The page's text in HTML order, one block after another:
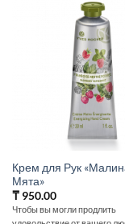
Крем для Рук
Мята»
₸950.00
Чтобы вы могли продлить